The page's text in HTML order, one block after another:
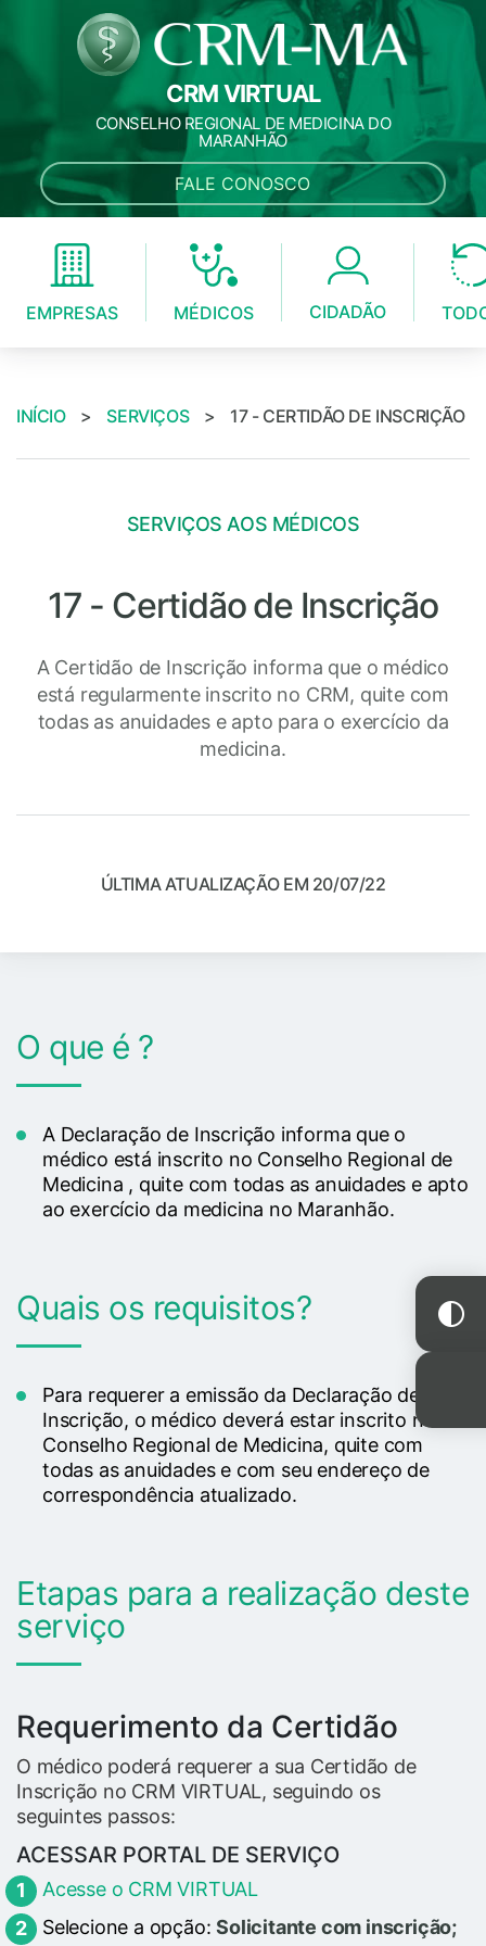
CRM VIRTUAL
CONSELHO REGIONAL DE MEDICINA DO
MARANHÃO
FALE CONOSCO
EMPRESAS MÉDICOS CIDADÃO
INÍCIO > SERVIÇOS > 17 - CERTIDÃO DE INSCRIÇÃO
SERVIÇOS AOS MÉDICOS
17 - Certidão de Inscrição
A Certidão de Inscrição informa que o médico
está regularmente inscrito no CRM, quite com
todas as anuidades e apto para o exercício da
medicina.
ÚLTIMA ATUALIZAÇÃO EM 20/07/22
O que é ?
A Declaração de Inscrição informa que o
médico está inscrito no Conselho Regional de
Medicina , quite com todas as anuidades e apto
ao exercício da medicina no Maranhão.
Quais os requisitos?
Para requerer a emissão da Declaração de
Inscrição, o médico deverá estar inscrito no
Conselho Regional de Medicina, quite com
todas as anuidades e com seu endereço de
correspondência atualizado.
Etapas para a realização deste
serviço
Requerimento da Certidão
O médico poderá requerer a sua Certidão de
Inscrição no CRM VIRTUAL, seguindo os
seguintes passos:
ACESSAR PORTAL DE SERVIÇO
Acesse o CRM VIRTUAL
Selecione a opção:Solicitante com inscrição;